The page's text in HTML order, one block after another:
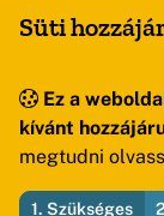
+36 88 459 150
8193 Sóly,
Süti
Ez a
kívánt
megtudni
1. Szükséges